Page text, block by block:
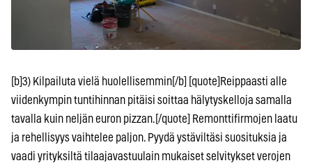
[b]3) Kilpailuta vielä huolellisemmin[/b] [quote]Reippaasti alle
viidenkympin tuntihinnan pitäisi soittaa hälytyskelloja samalla
tavalla kuin neljän euron pizzan.[/quote] Remonttifirmojen laatu
ja rehellisyys vaihtelee paljon. Pyydä ystäviltäsi suosituksia ja
vaadi yrityksiltä tilaajavastuulain mukaiset selvitykset verojen